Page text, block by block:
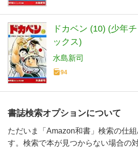
ドカベン (10) (少年
ックス)
水島新司
94
書誌検索オプションについて
ただいま「Amazon和書」検索の仕
す。検索で本が見つからない場合の